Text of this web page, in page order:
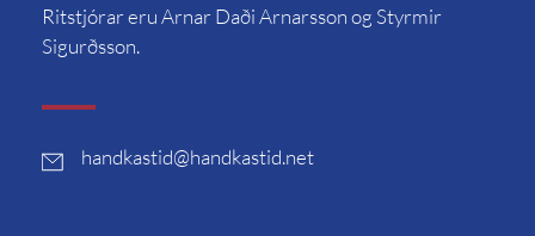
Ritstjórar eru Arnar Daði Arnarsson og Styrmir
Sigurðsson.
handkastid@handkastid.net